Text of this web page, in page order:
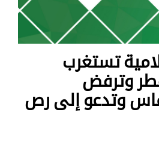
تستغرب
وترفض
وتدعو إلى رص